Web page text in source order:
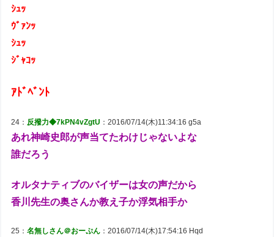
ｼｭｯ
ｳﾞｧﾝｯ
ｼｭｯ
ｼﾞｬｺｯ
ｱﾄﾞﾍﾞﾝﾄ
24： 反撥力◆7kPN4vZgtU ：2016/07/14(木)11:34:16 g5a
あれ神崎史郎が声当てたわけじゃないよな
誰だろう
オルタナティブのバイザーは女の声だから
香川先生の奥さんか教え子か浮気相手か
25：名無しさん＠おーぷん ：2016/07/14(木)17:54:16 Hqd